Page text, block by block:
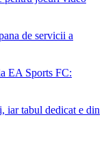
de servicii a
EA Sports FC:
iar tabul dedicat e din